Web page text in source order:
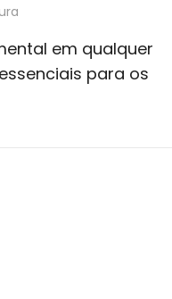
em qualquer
para os